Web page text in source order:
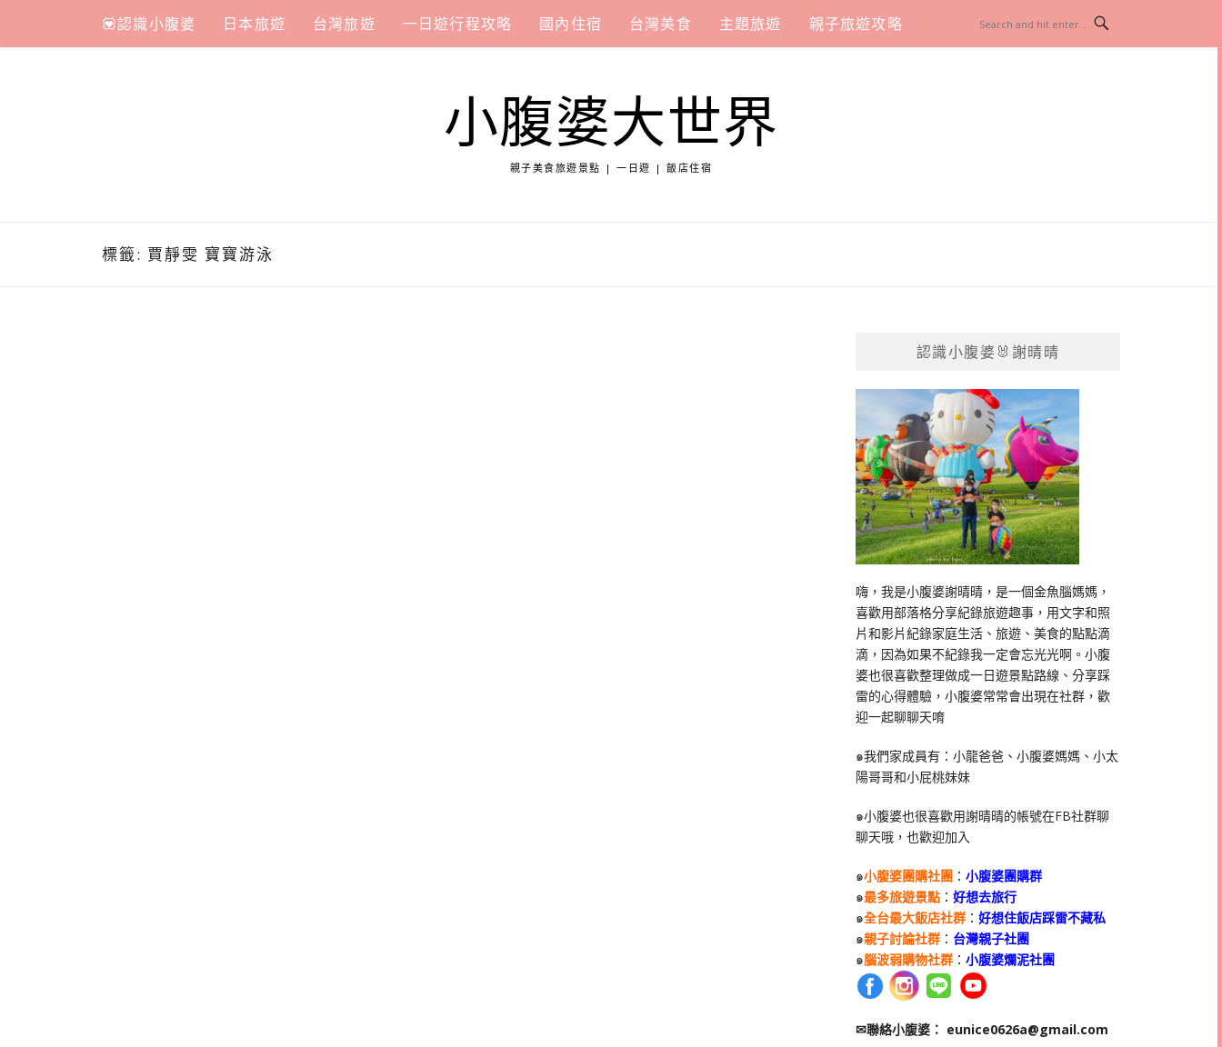
content
💟認識小腹婆 日本旅遊 台灣旅遊 一日遊行程攻略 國內住宿 台灣美食 主題旅遊 親子旅遊攻略
小腹婆大世界
親子美食旅遊景點 | 一日遊 | 飯店住宿
標籤: 賈靜雯 寶寶游泳
認識小腹婆🐰謝晴晴
嗨，我是小腹婆謝晴晴，是一個金魚腦媽媽，
喜歡用部落格分享紀錄旅遊趣事，用文字和照
片和影片紀錄家庭生活、旅遊、美食的點點滴
滴，因為如果不紀錄我一定會忘光光啊。小腹
婆也很喜歡整理做成一日遊景點路線、分享踩
雷的心得體驗，小腹婆常常會出現在社群，歡
迎一起聊聊天唷
๑我們家成員有：小龍爸爸、小腹婆媽媽、小太
陽哥哥和小屁桃妹妹
๑小腹婆也很喜歡用謝晴晴的帳號在FB社群聊
聊天哦，也歡迎加入
๑小腹婆團購社團 ：小腹婆團購群
๑最多旅遊景點 ：好想去旅行
๑全台最大飯店社群 ：好想住飯店踩雷不藏私
๑親子討論社群 ： 台灣親子社團
๑腦波弱購物社群 ：小腹婆爛泥社團
✉聯絡小腹婆： eunice0626a@gmail.com